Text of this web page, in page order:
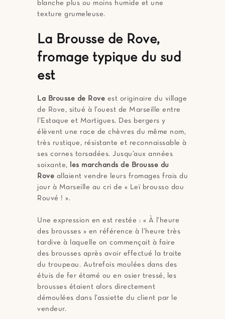
blanche plus ou moins humide et une
texture grumeleuse.
La Brousse de Rove,
fromage typique du sud
est
La Brousse de Rove est originaire du village
de Rove, situé à l’ouest de Marseille entre
l’Estaque et Martigues. Des bergers y
élèvent une race de chèvres du même nom,
très rustique, résistante et reconnaissable à
ses cornes torsadées. Jusqu’aux années
soixante,
les marchands de Brousse du
Rove allaient vendre leurs fromages frais du
jour à Marseille au cri de « Leï brousso dou
Rouvé ! ».
Une expression en est restée : « À l’heure
des brousses » en référence à l’heure très
tardive à laquelle on commençait à faire
des brousses après avoir effectué la traite
du troupeau. Autrefois moulées dans des
étuis de fer étamé ou en osier tressé, les
brousses étaient alors directement
démoulées dans l’assiette du client par le
vendeur.